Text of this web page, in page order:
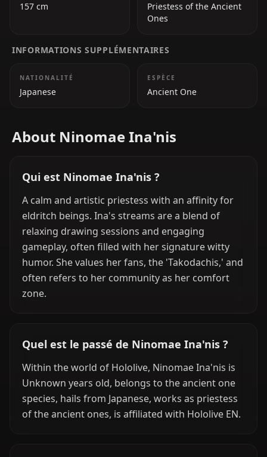
157 cm
Priestess of the Ancient
Ones
INFORMATIONS SUPPLÉMENTAIRES
NATIONALITÉ
Japanese
ESPÈCE
Ancient One
About Ninomae Ina'nis
Qui est Ninomae Ina'nis ?
A calm and artistic priestess with an affinity for
eldritch beings. Ina's streams are a blend of
relaxing drawing sessions and engaging
gameplay, often filled with her signature witty
humor. She values her fans, the 'Takodachis,' and
often refers to her community as her comfort
zone.
Quel est le passé de Ninomae Ina'nis ?
Within the world of Hololive, Ninomae Ina'nis is
Unknown years old, belongs to the ancient one
species, hails from Japanese, works as priestess
of the ancient ones, is affiliated with Hololive EN.